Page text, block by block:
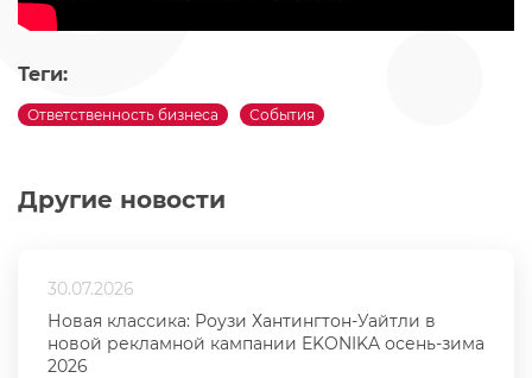
Другие новости
30.07.2026
Новая классика: Роузи Хантингтон-Уайтли в
новой рекламной кампании EKONIKA осень-зима
2026
Теги:
Ответственность бизнеса События